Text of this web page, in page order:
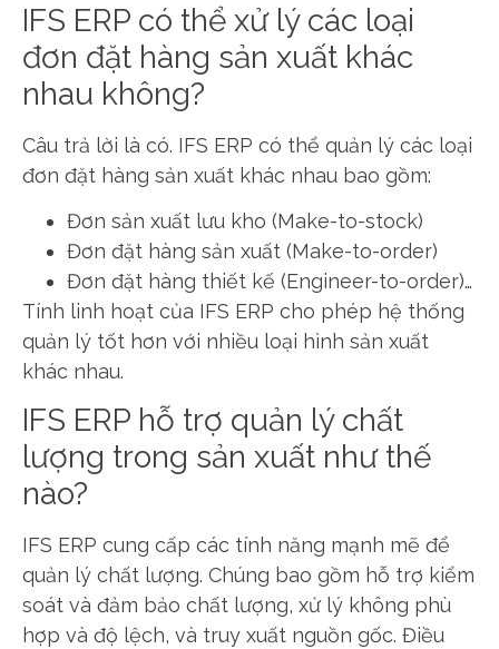
IFS ERP có thể xử lý các loại
đơn đặt hàng sản xuất khác
nhau không?
Câu trả lời là có. IFS ERP có thể quản lý các loại
đơn đặt hàng sản xuất khác nhau bao gồm:
Đơn sản xuất lưu kho (Make-to-stock)
Đơn đặt hàng sản xuất (Make-to-order)
Đơn đặt hàng thiết kế (Engineer-to-order)…
Tính linh hoạt của IFS ERP cho phép hệ thống
quản lý tốt hơn với nhiều loại hình sản xuất
khác nhau.
IFS ERP hỗ trợ quản lý chất
lượng trong sản xuất như thế
nào?
IFS ERP cung cấp các tính năng mạnh mẽ để
quản lý chất lượng. Chúng bao gồm hỗ trợ kiểm
soát và đảm bảo chất lượng, xử lý không phù
hợp và độ lệch, và truy xuất nguồn gốc. Điều